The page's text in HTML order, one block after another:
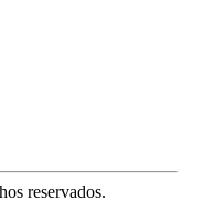
reservados.